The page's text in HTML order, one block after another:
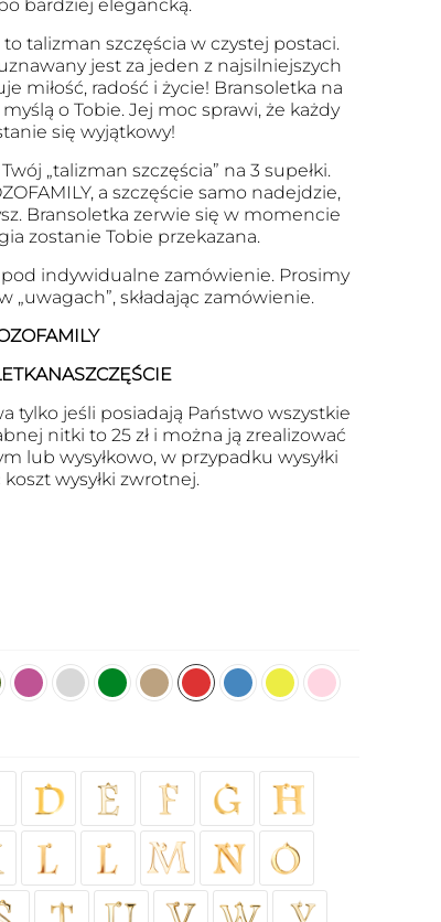
bardziej elegancką.
talizman szczęścia w czystej postaci.
jest za jeden z najsilniejszych
miłość, radość i życie! Bransoletka na
o Tobie. Jej moc sprawi, że każdy
się wyjątkowy!
„talizman szczęścia” na 3 supełki.
a szczęście samo nadejdzie,
Bransoletka zerwie się w momencie
zostanie Tobie przekazana.
indywidualne zamówienie. Prosimy
składając zamówienie.
tylko jeśli posiadają Państwo wszystkie
nitki to 25 zł i można ją zrealizować
lub wysyłkowo, w przypadku wysyłki
wysyłki zwrotnej.